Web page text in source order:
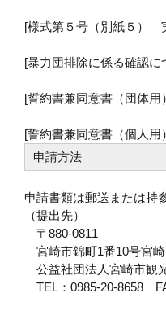
[様式第５号（別紙５）
[暴力団排除に係る確認に
[誓約書兼同意書（団体用
[誓約書兼同意書（個人用
申請方法
申請書類は郵送または持
（提出先）
〒880-0811
宮崎市錦町1番10号宮
公益社団法人宮崎市
TEL：0985-20-8658